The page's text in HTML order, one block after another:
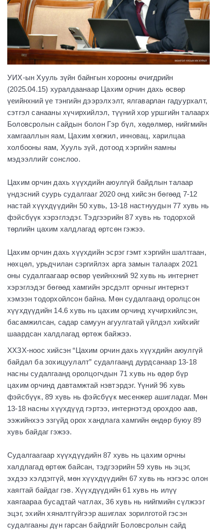
УИХ-ын Хууль зүйн байнгын хорооны өчигдрийн
(2025.04.15) хуралдаанаар Цахим орчин дахь өсвөр
үеийнхний үе тэнгийн дээрэлхэлт, ялгаварлан гадуурхалт,
сэтгэл санааны хүчирхийлэл, түүний хор уршгийн талаарх
Боловсролын сайдын болон Гэр бүл, хөдөлмөр, нийгмийн
хамгааллын яам, Цахим хөгжил, инновац, харилцаа
холбооны яам, Хууль зүй, дотоод хэргийн яамны
мэдээллийг сонслоо.
Цахим орчин дахь хүүхдийн аюулгүй байдлын талаар
үндэсний суурь судалгааг 2020 онд хийсэн бөгөөд 7-12
настай хүүхдүүдийн 50 хувь, 13-18 настнуудын 77 хувь нь
фэйсбүүк хэрэглэдэг. Тэдгээрийн 87 хувь нь тодорхой
төрлийн цахим халдлагад өртсөн гэжээ.
Цахим орчин дахь хүүхдийн эсрэг гэмт хэргийн шалтгаан,
нөхцөл, урьдчилан сэргийлэх арга замын талаарх 2021
оны судалгаагаар өсвөр үеийнхний 92 хувь нь интернет
хэрэглэдэг бөгөөд хамгийн эрсдэлт орчныг интернэт
хэмээн тодорхойлсон байна. Мөн судалгаанд оролцсон
хүүхдүүдийн 14.6 хувь нь цахим орчинд хүчирхийлсэн,
басамжилсан, садар самуун агуулгатай үйлдэл хийхийг
шаардсан халдлагад өртөж байжээ.
ХХЗХ-ноос хийсэн “Цахим орчин дахь хүүхдийн аюулгүй
байдал ба зохицуулалт” судалгаанд дурдсанаар 13-18
насны судалгаанд оролцогчдын 71 хувь нь өдөр бүр
цахим орчинд давтамжтай нэвтэрдэг. Үүний 96 хувь
фэйсбүүк, 89 хувь нь фэйсбүүк месенжер ашигладаг. Мөн
13-18 насны хүүхдүүд гэртээ, интернэтэд орохдоо аав,
ээжийнхээ эзгүйд орох хандлага хамгийн өндөр буюу 89
хувь байдаг гэжээ.
Судалгаагаар хүүхдүүдийн 87 хувь нь цахим орчны
халдлагад өртөж байсан, тэдгээрийн 59 хувь нь эцэг,
эхдээ хэлдэггүй, мөн хүүхдүүдийн 67 хувь нь нэгээс олон
хаягтай байдаг гэв. Хүүхдүүдийн 61 хувь нь илүү
хаягаараа бусадтай чатлах, 36 хувь нь нийгмийн сүлжээг
эцэг, эхийн хяналтгүйгээр ашиглах зорилготой гэсэн
судалгааны дүн гарсан байдгийг Боловсролын сайд